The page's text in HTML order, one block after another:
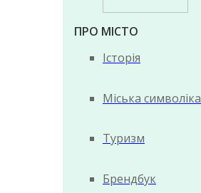
ПРО МІСТО
Історія
Міська символіка
Туризм
Брендбук